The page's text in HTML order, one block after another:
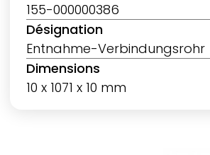
155-000000386
Désignation
Entnahme-Verbindungsrohr
Dimensions
10 x 1071 x 10 mm